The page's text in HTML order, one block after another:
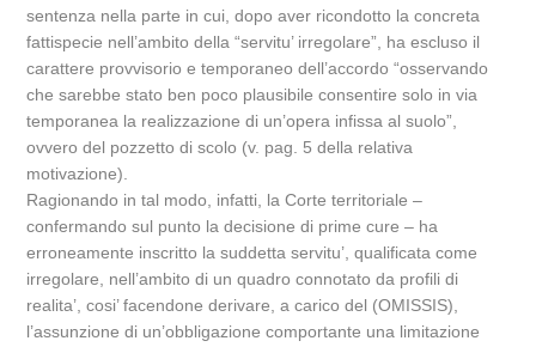
sentenza nella parte in cui, dopo aver ricondotto la concreta
fattispecie nell’ambito della “servitu’ irregolare”, ha escluso il
carattere provvisorio e temporaneo dell’accordo “osservando
che sarebbe stato ben poco plausibile consentire solo in via
temporanea la realizzazione di un’opera infissa al suolo”,
ovvero del pozzetto di scolo (v. pag. 5 della relativa
motivazione).
Ragionando in tal modo, infatti, la Corte territoriale –
confermando sul punto la decisione di prime cure – ha
erroneamente inscritto la suddetta servitu’, qualificata come
irregolare, nell’ambito di un quadro connotato da profili di
realita’, cosi’ facendone derivare, a carico del (OMISSIS),
l’assunzione di un’obbligazione comportante una limitazione